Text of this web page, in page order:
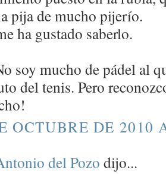
pija de mucho pijerío.
ha gustado saberlo.
soy mucho de pádel al
del tenis. Pero
OCTUBRE DE 2010
del Pozo dijo...